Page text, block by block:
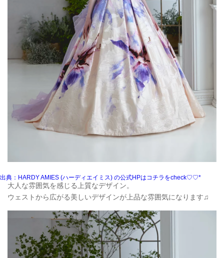
出典：HARDY AMIES (ハーディエイミス) の公式HPはコチラをcheck♡♡*
大人な雰囲気を感じる上質なデザイン。
ウェストから広がる美しいデザインが上品な雰囲気になります♫